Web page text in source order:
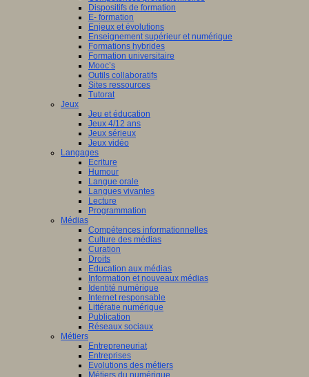
Dispositifs de formation
E- formation
Enjeux et évolutions
Enseignement supérieur et numérique
Formations hybrides
Formation universitaire
Mooc’s
Outils collaboratifs
Sites ressources
Tutorat
Jeux
Jeu et éducation
Jeux 4/12 ans
Jeux sérieux
Jeux vidéo
Langages
Ecriture
Humour
Langue orale
Langues vivantes
Lecture
Programmation
Médias
Compétences informationnelles
Culture des médias
Curation
Droits
Education aux médias
Information et nouveaux médias
Identité numérique
Internet responsable
Littératie numérique
Publication
Réseaux sociaux
Métiers
Entrepreneuriat
Entreprises
Evolutions des métiers
Métiers du numérique